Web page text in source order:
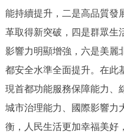
能持續提升，二是高品質發
革取得新突破，四是群眾生
影響力明顯增強，六是美麗
都安全水準全面提升。在此
現首都功能服務保障能力、
城市治理能力、國際影響力
衡，人民生活更加幸福美好